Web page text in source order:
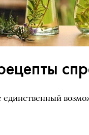
единственный